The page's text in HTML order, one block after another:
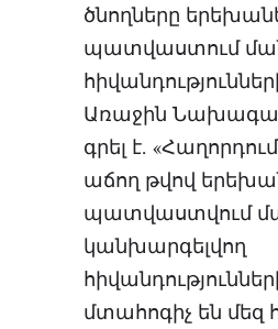
ծնողները
պատվաստում
Առաջին
գրել է.
աճող թվով
պատվաստվում
կանխարգելվող
մտահոգիչ են